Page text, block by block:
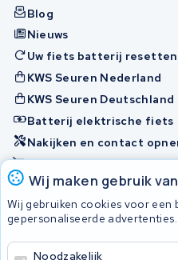
Wij maken gebruik
Wij gebruiken cookies voor een
gepersonaliseerde advertenties.
Noodzakelijk
Blog
Nieuws
Uw fiets batterij resetten
KWS Seuren Nederland
KWS Seuren Deutschland
Batterij elektrische fiets
Nakijken en contact
Onherstelbaar
Accu's